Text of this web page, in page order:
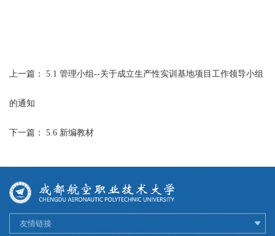
上一篇： 5.1 管理小组--关于成立生产性实训基地项目工作领导小组
的通知
下一篇： 5.6 新编教材
友情链接